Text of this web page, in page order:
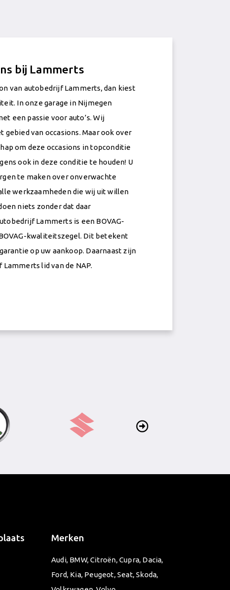
bij Lammerts
van autobedrijf Lammerts, dan kiest
In onze garage in Nijmegen
een passie voor auto’s. Wij
van occasions. Maar ook over
om deze occasions in topconditie
ook in deze conditie te houden! U
te maken over onverwachte
werkzaamheden die wij uit willen
niets zonder dat daar
Lammerts is een BOVAG-
kwaliteitszegel. Dit betekent
op uw aankoop. Daarnaast zijn
lid van de NAP.
Merken
Audi, BMW,Citroën,Cupra, Dacia,
Ford, Kia, Peugeot,Seat,Skoda,